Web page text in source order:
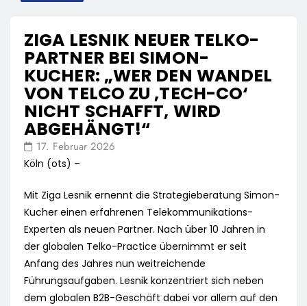
ZIGA LESNIK NEUER TELKO-
PARTNER BEI SIMON-
KUCHER: „WER DEN WANDEL
VON TELCO ZU ‚TECH-CO‘
NICHT SCHAFFT, WIRD
ABGEHÄNGT!“
17. Februar 2026
Köln (ots) –
Mit Ziga Lesnik ernennt die Strategieberatung Simon-
Kucher einen erfahrenen Telekommunikations-
Experten als neuen Partner. Nach über 10 Jahren in
der globalen Telko-Practice übernimmt er seit
Anfang des Jahres nun weitreichende
Führungsaufgaben. Lesnik konzentriert sich neben
dem globalen B2B-Geschäft dabei vor allem auf den